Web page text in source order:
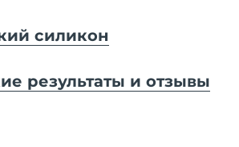
силикон
результаты и отзывы